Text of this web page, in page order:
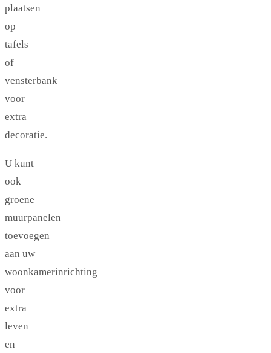
plaatsen
op
tafels
of
vensterbank
voor
extra
decoratie.
U kunt
ook
groene
muurpanelen
toevoegen
aan uw
woonkamerinrichting
voor
extra
leven
en